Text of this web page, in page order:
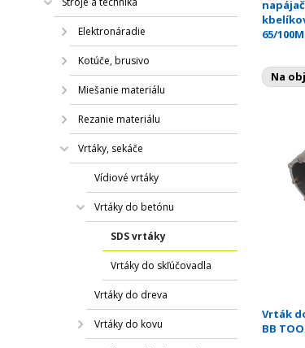
Elektronáradie
Kotúče, brusivo
Miešanie materiálu
Rezanie materiálu
Vrtáky, sekáče
Vídiové vrtáky
Vrtáky do betónu
SDS vrtáky
Vrtáky do skľúčovadla
Vrtáky do dreva
Vrtáky do kovu
65/
Na
Vrták
BB